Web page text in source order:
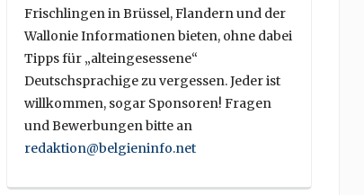
Frischlingen in Brüssel, Flandern und der
Wallonie Informationen bieten, ohne dabei
Tipps für „alteingesessene“
Deutschsprachige zu vergessen. Jeder ist
willkommen, sogar Sponsoren! Fragen
und Bewerbungen bitte an
redaktion@belgieninfo.net